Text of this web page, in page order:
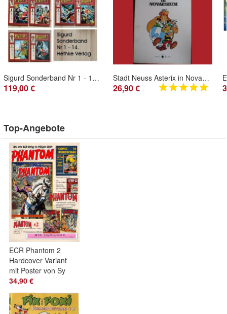
Sigurd Sonderband Nr 1 - 14. Hethke Verlag
119,00 €
Stadt Neuss Asterix in Novaesium - Liz. Sonderausg
26,90 €
Top-Angebote
ECR Phantom 2
Hardcover Variant
mit Poster von Sy
Barry * 2 Abenteuer
100 Seiten
34,90 €